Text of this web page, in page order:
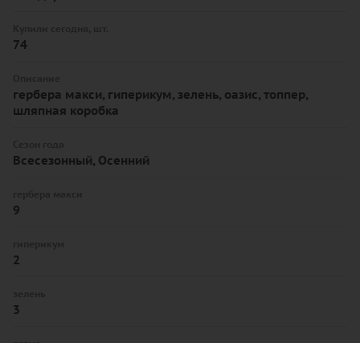
74
гербера макси, гиперикум, зелень, оазис, топпер,
шляпная коробка
Всесезонный, Осенний
9
2
3